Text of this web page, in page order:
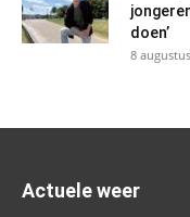
doen’
8
Actuele weer